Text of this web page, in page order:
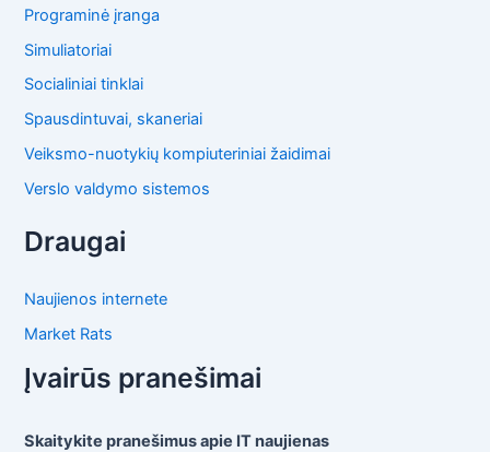
Programinė įranga
Simuliatoriai
Socialiniai tinklai
Spausdintuvai, skaneriai
Veiksmo-nuotykių kompiuteriniai žaidimai
Verslo valdymo sistemos
Draugai
Naujienos internete
Market Rats
Įvairūs pranešimai
Skaitykite pranešimus apie IT naujienas